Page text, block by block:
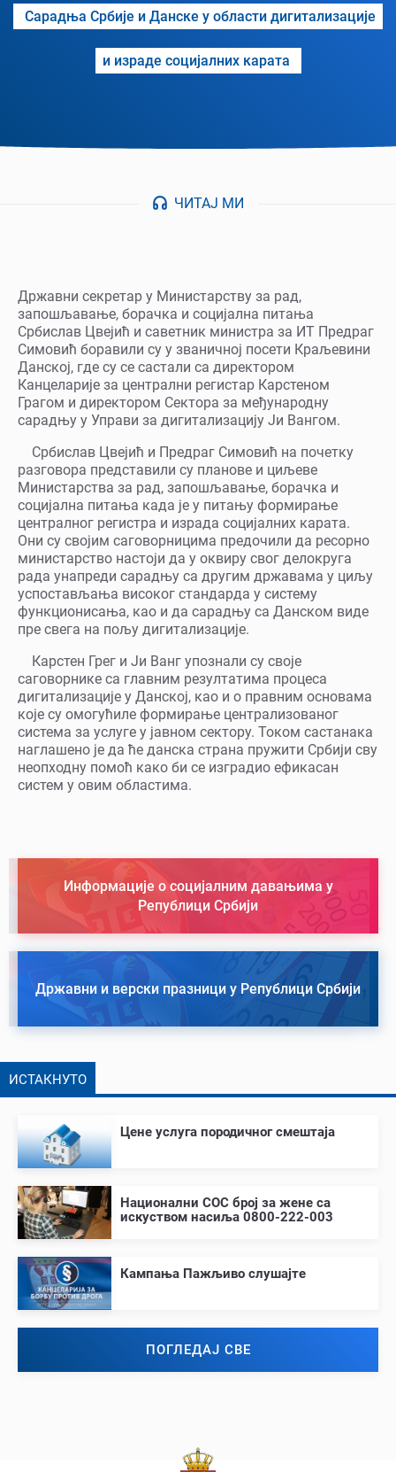
Сарадња Србије и Данске у области дигитализације
и израде социјалних карата
ЧИТАЈ МИ
Државни секретар у Министарству за рад,
запошљавање, борачка и социјална питања
Србислав Цвејић и саветник министра за ИТ Предраг
Симовић боравили су у званичној посети Краљевини
Данској, где су се састали са директором
Канцеларије за централни регистар Карстеном
Грагом и директором Сектора за међународну
сарадњу у Управи за дигитализацију Ји Вангом.
Србислав Цвејић и Предраг Симовић на почетку
разговора представили су планове и циљеве
Министарства за рад, запошљавање, борачка и
социјална питања када је у питању формирање
централног регистра и израда социјалних карата.
Они су својим саговорницима предочили да ресорно
министарство настоји да у оквиру свог делокруга
рада унапреди сарадњу са другим државама у циљу
успостављања високог стандарда у систему
функционисања, као и да сарадњу са Данском виде
пре свега на пољу дигитализације.
Карстен Грег и Ји Ванг упознали су своје
саговорнике са главним резултатима процеса
дигитализације у Данској, као и о правним основама
које су омогућиле формирање централизованог
система за услуге у јавном сектору. Током састанака
наглашено је да ће данска страна пружити Србији сву
неопходну помоћ како би се изградио ефикасан
систем у овим областима.
Информације о социјалним давањима у
Републици Србији
Државни и верски празници у Републици Србији
ИСТАКНУТО
Цене услуга породичног смештаја
Национални СОС број за жене са
искуством насиља 0800-222-003
Кампања Пажљиво слушајте
ПОГЛЕДАЈ СВЕ